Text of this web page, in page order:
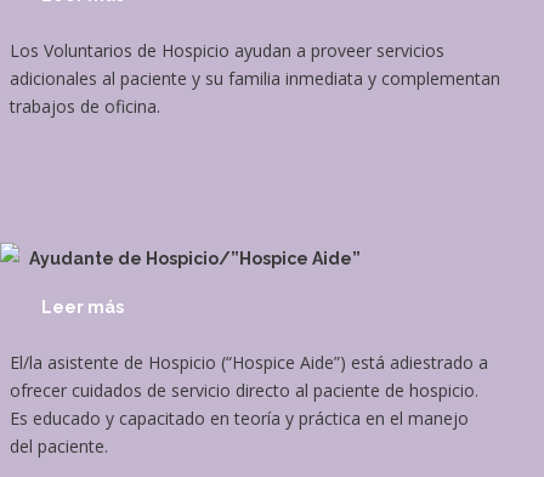
Los Voluntarios de Hospicio ayudan a proveer servicios
adicionales al paciente y su familia inmediata y complementan
trabajos de oficina.
Ayudante de Hospicio/”Hospice Aide”
Leer más
El/la asistente de Hospicio (“Hospice Aide”) está adiestrado a
ofrecer cuidados de servicio directo al paciente de hospicio.
Es educado y capacitado en teoría y práctica en el manejo
del paciente.